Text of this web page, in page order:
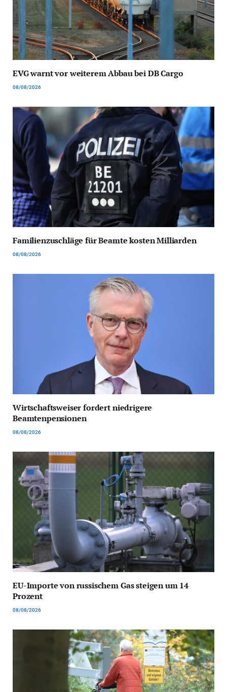
EVG warnt vor weiterem Abbau bei DB Cargo
08/08/2026
Familienzuschläge für Beamte kosten Milliarden
08/08/2026
Wirtschaftsweiser fordert niedrigere
Beamtenpensionen
08/08/2026
EU-Importe von russischem Gas steigen um 14
Prozent
08/08/2026